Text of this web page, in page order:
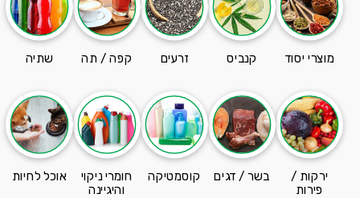
מוצרי יסוד קנביס זרעים קפה / תה שתיה
ירקות /
פירות
בשר / דגים קוסמטיקה
חומרי ניקוי
והיגיינה
אוכל לחיות